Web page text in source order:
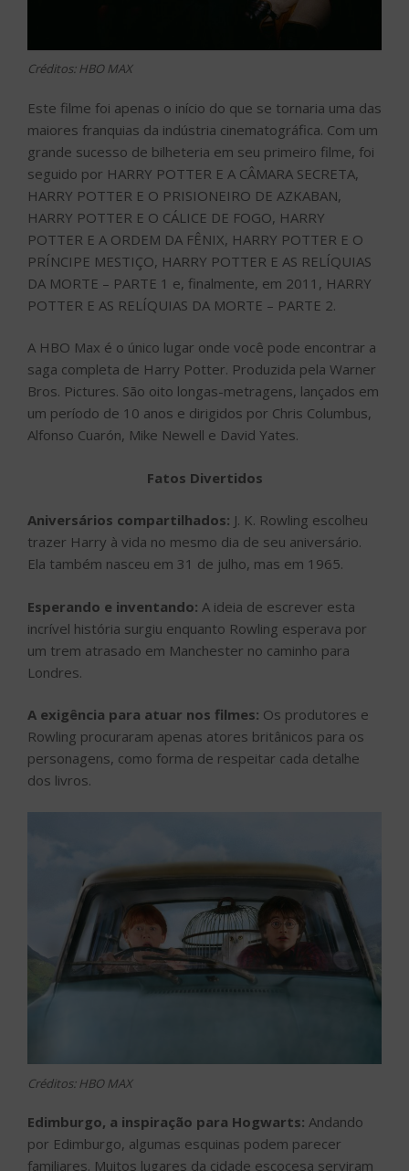
Créditos: HBO MAX
Este filme foi apenas o início do que se tornaria uma das
maiores franquias da indústria cinematográfica. Com um
grande sucesso de bilheteria em seu primeiro filme, foi
seguido por HARRY POTTER E A CÂMARA SECRETA,
HARRY POTTER E O PRISIONEIRO DE AZKABAN,
HARRY POTTER E O CÁLICE DE FOGO, HARRY
POTTER E A ORDEM DA FÊNIX, HARRY POTTER E O
PRÍNCIPE MESTIÇO, HARRY POTTER E AS RELÍQUIAS
DA MORTE – PARTE 1 e, finalmente, em 2011, HARRY
POTTER E AS RELÍQUIAS DA MORTE – PARTE 2.
A HBO Max é o único lugar onde você pode encontrar a
saga completa de Harry Potter. Produzida pela Warner
Bros. Pictures. São oito longas-metragens, lançados em
um período de 10 anos e dirigidos por Chris Columbus,
Alfonso Cuarón, Mike Newell e David Yates.
Fatos Divertidos
Aniversários compartilhados: J. K. Rowling escolheu
trazer Harry à vida no mesmo dia de seu aniversário.
Ela também nasceu em 31 de julho, mas em 1965.
Esperando e inventando: A ideia de escrever esta
incrível história surgiu enquanto Rowling esperava por
um trem atrasado em Manchester no caminho para
Londres.
A exigência para atuar nos filmes: Os produtores e
Rowling procuraram apenas atores britânicos para os
personagens, como forma de respeitar cada detalhe
dos livros.
Créditos: HBO MAX
Edimburgo, a inspiração para Hogwarts: Andando
por Edimburgo, algumas esquinas podem parecer
familiares. Muitos lugares da cidade escocesa serviram